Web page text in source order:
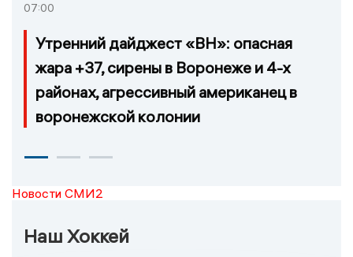
07:00
Утренний дайджест «ВН»: опасная
жара +37, сирены в Воронеже и 4-х
районах, агрессивный американец в
воронежской колонии
Новости СМИ2
Наш Хоккей